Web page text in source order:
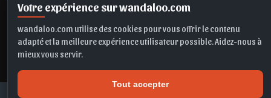
Votre expérience sur wandaloo.com
wandaloo.com utilise des cookies pour vous offrir le contenu
adapté et la meilleure expérience utilisateur possible. Aidez-nous à
mieux vous servir.
Tout accepter
SELTOS TAIGO